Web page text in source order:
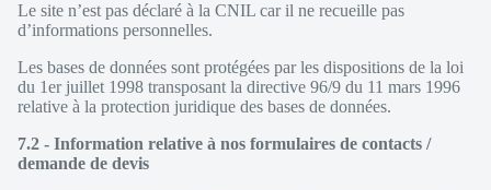
Le site n’est pas déclaré à la CNIL car il ne recueille pas
d’informations personnelles.
Les bases de données sont protégées par les dispositions de la loi
du 1er juillet 1998 transposant la directive 96/9 du 11 mars 1996
relative à la protection juridique des bases de données.
7.2 - Information relative à nos formulaires de contacts /
demande de devis